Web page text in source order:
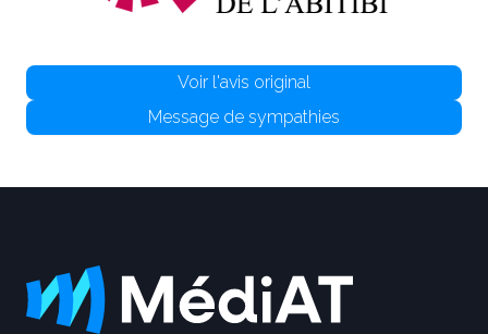
Voir l'avis original
Message de sympathies